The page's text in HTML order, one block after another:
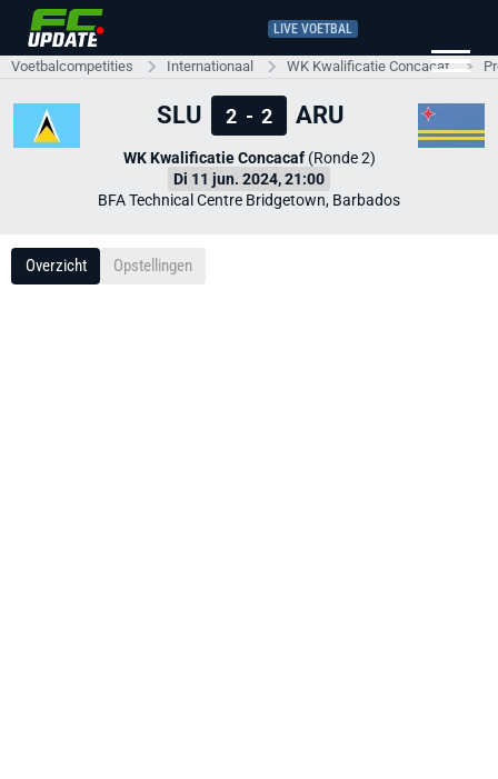
LIVE VOETBAL
Voetbalcompetities Internationaal WK Kwalificatie Concacaf
SLU 2 - 2 ARU
WK Kwalificatie Concacaf(Ronde 2)
Di 11 jun. 2024, 21:00
BFA Technical Centre Bridgetown, Barbados
Overzicht Opstellingen